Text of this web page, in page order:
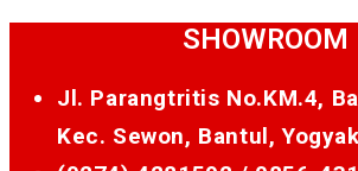
SHOWROOM
Jl. Parangtritis No.KM.4,
Kec. Sewon, Bantul,